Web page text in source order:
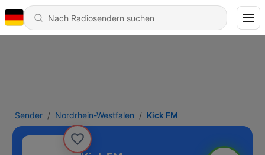
Sender Nordrhein-Westfalen Kick FM